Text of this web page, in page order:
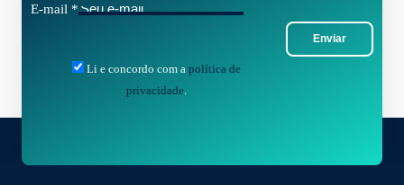
E-mail *
Enviar
Li e concordo com a política de
privacidade.